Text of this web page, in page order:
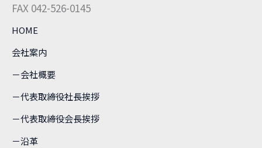
FAX 042-526-0145
HOME
会社案内
－会社概要
－代表取締役社長挨拶
－代表取締役会長挨拶
－沿革